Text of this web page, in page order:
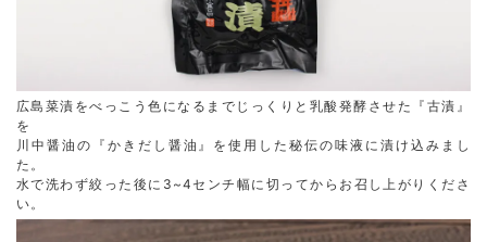
広島菜漬をべっこう色になるまでじっくりと乳酸発酵させた『古漬』
を
川中醤油の『かきだし醤油』を使用した秘伝の味液に漬け込みまし
た。
水で洗わず絞った後に3~4センチ幅に切ってからお召し上がりくださ
い。